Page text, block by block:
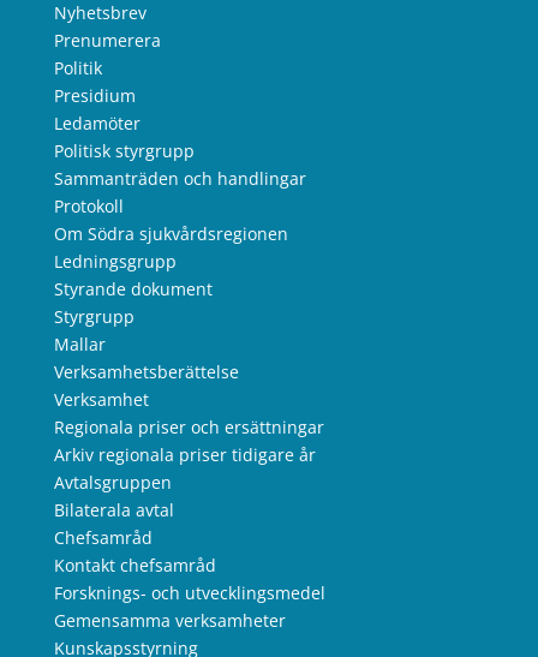
Nyhetsbrev
Prenumerera
Politik
Presidium
Ledamöter
Politisk styrgrupp
Sammanträden och handlingar
Protokoll
Om Södra sjukvårdsregionen
Ledningsgrupp
Styrande dokument
Styrgrupp
Mallar
Verksamhetsberättelse
Verksamhet
Regionala priser och ersättningar
Arkiv regionala priser tidigare år
Avtalsgruppen
Bilaterala avtal
Chefsamråd
Kontakt chefsamråd
Forsknings- och utvecklingsmedel
Gemensamma verksamheter
Kunskapsstyrning